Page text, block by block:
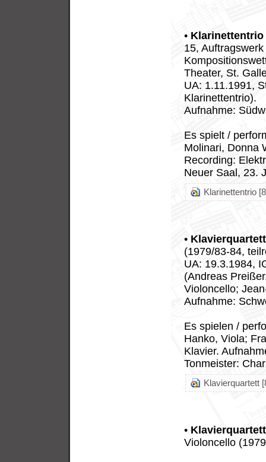
• Klarinettentrio
15,
Theater, St.
UA: 1.11.1991,
Klarinettentrio).
Aufnahme:
Es spielt /
Molinari, Donna
Recording:
Neuer Saal, 23.
Klarinettentrio
• Klavierquartett
(1979/83-84,
UA: 19.3.1984,
(Andreas
Violoncello;
Aufnahme:
Es spielen /
Hanko, Viola;
Klavier.
Tonmeister:
Klavierquartett
• Klavierquartett
Violoncello